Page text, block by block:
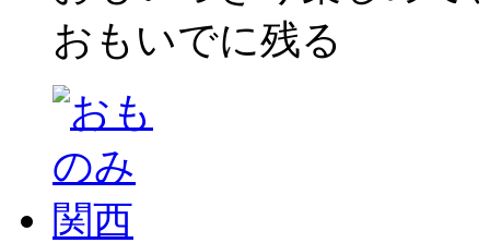
おもいでに残る